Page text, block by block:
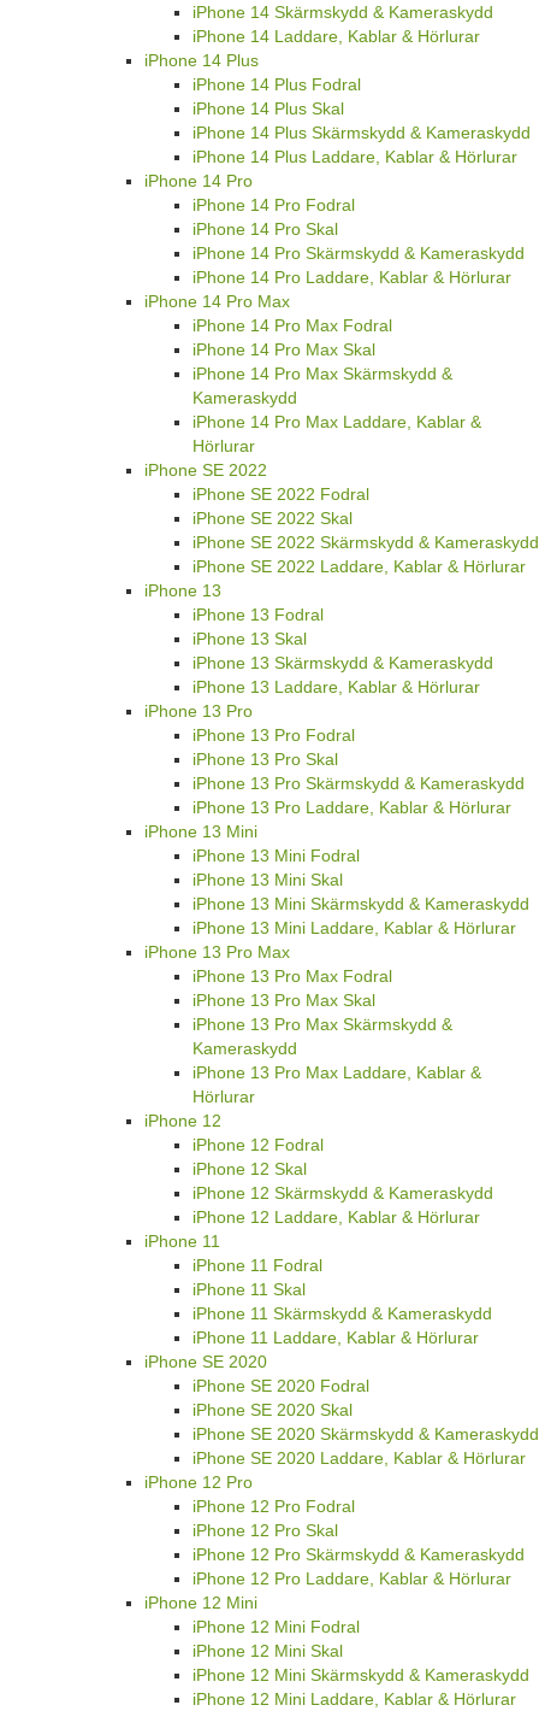
iPhone 14 Skärmskydd & Kameraskydd
iPhone 14 Laddare, Kablar & Hörlurar
iPhone 14 Plus
iPhone 14 Plus Fodral
iPhone 14 Plus Skal
iPhone 14 Plus Skärmskydd & Kameraskydd
iPhone 14 Plus Laddare, Kablar & Hörlurar
iPhone 14 Pro
iPhone 14 Pro Fodral
iPhone 14 Pro Skal
iPhone 14 Pro Skärmskydd & Kameraskydd
iPhone 14 Pro Laddare, Kablar & Hörlurar
iPhone 14 Pro Max
iPhone 14 Pro Max Fodral
iPhone 14 Pro Max Skal
iPhone 14 Pro Max Skärmskydd &
Kameraskydd
iPhone 14 Pro Max Laddare, Kablar &
Hörlurar
iPhone SE 2022
iPhone SE 2022 Fodral
iPhone SE 2022 Skal
iPhone SE 2022 Skärmskydd & Kameraskydd
iPhone SE 2022 Laddare, Kablar & Hörlurar
iPhone 13
iPhone 13 Fodral
iPhone 13 Skal
iPhone 13 Skärmskydd & Kameraskydd
iPhone 13 Laddare, Kablar & Hörlurar
iPhone 13 Pro
iPhone 13 Pro Fodral
iPhone 13 Pro Skal
iPhone 13 Pro Skärmskydd & Kameraskydd
iPhone 13 Pro Laddare, Kablar & Hörlurar
iPhone 13 Mini
iPhone 13 Mini Fodral
iPhone 13 Mini Skal
iPhone 13 Mini Skärmskydd & Kameraskydd
iPhone 13 Mini Laddare, Kablar & Hörlurar
iPhone 13 Pro Max
iPhone 13 Pro Max Fodral
iPhone 13 Pro Max Skal
iPhone 13 Pro Max Skärmskydd &
Kameraskydd
iPhone 13 Pro Max Laddare, Kablar &
Hörlurar
iPhone 12
iPhone 12 Fodral
iPhone 12 Skal
iPhone 12 Skärmskydd & Kameraskydd
iPhone 12 Laddare, Kablar & Hörlurar
iPhone 11
iPhone 11 Fodral
iPhone 11 Skal
iPhone 11 Skärmskydd & Kameraskydd
iPhone 11 Laddare, Kablar & Hörlurar
iPhone SE 2020
iPhone SE 2020 Fodral
iPhone SE 2020 Skal
iPhone SE 2020 Skärmskydd & Kameraskydd
iPhone SE 2020 Laddare, Kablar & Hörlurar
iPhone 12 Pro
iPhone 12 Pro Fodral
iPhone 12 Pro Skal
iPhone 12 Pro Skärmskydd & Kameraskydd
iPhone 12 Pro Laddare, Kablar & Hörlurar
iPhone 12 Mini
iPhone 12 Mini Fodral
iPhone 12 Mini Skal
iPhone 12 Mini Skärmskydd & Kameraskydd
iPhone 12 Mini Laddare, Kablar & Hörlurar